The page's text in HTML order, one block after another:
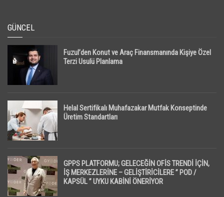
GÜNCEL
Fuzul’den Konut ve Araç Finansmanında Kişiye Özel
Terzi Usulü Planlama
Helal Sertifikalı Muhafazakar Mutfak Konseptinde
Üretim Standartları
GPPS PLATFORMU; GELECEĞİN OFİS TRENDİ İÇİN,
İŞ MERKEZLERİNE – GELİŞTİRİCİLERE ” POD /
KAPSÜL ” UYKU KABİNİ ÖNERİYOR